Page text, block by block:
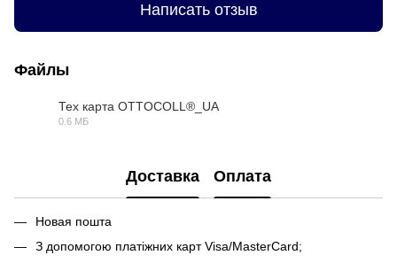
Написать отзыв
Файлы
Тех карта OTTOCOLL®_UA
0.6 МБ
Доставка Оплата
Новая пошта
З допомогою платіжних карт Visa/MasterCard;